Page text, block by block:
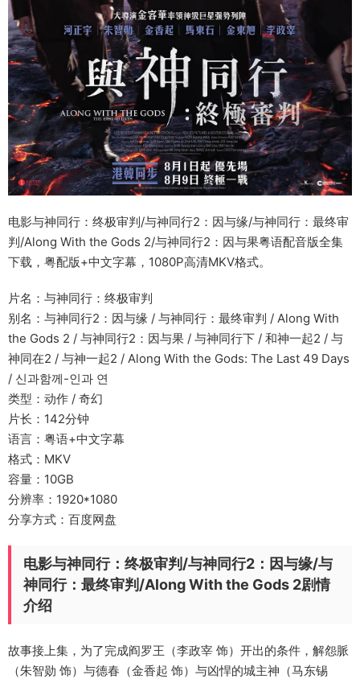
电影与神同行：终极审判/与神同行2：因与缘/与神同行：最终审
判/Along With the Gods 2/与神同行2：因与果粤语配音版全集
下载，粤配版+中文字幕，1080P高清MKV格式。
片名：与神同行：终极审判
别名：与神同行2：因与缘 / 与神同行：最终审判 / Along With
the Gods 2 / 与神同行2：因与果 / 与神同行下 / 和神一起2 / 与
神同在2 / 与神一起2 / Along With the Gods: The Last 49 Days
/ 신과함께-인과 연
类型：动作 / 奇幻
片长：142分钟
语言：粤语+中文字幕
格式：MKV
容量：10GB
分辨率：1920*1080
分享方式：百度网盘
电影与神同行：终极审判/与神同行2：因与缘/与
神同行：最终审判/Along With the Gods 2剧情
介绍
故事接上集，为了完成阎罗王（李政宰 饰）开出的条件，解怨脈
（朱智勋 饰）与德春（金香起 饰）与凶悍的城主神（马东锡